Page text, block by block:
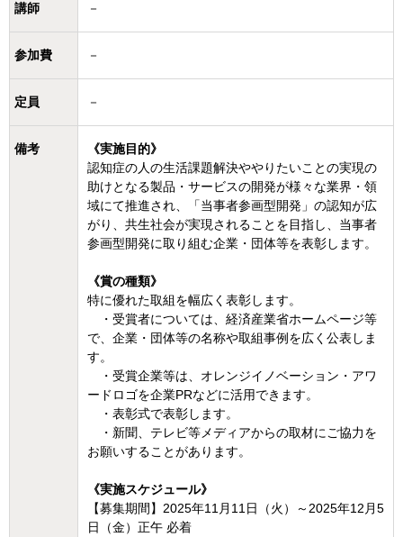
講師 －
参加費 －
定員 －
備考
《実施目的》
認知症の人の生活課題解決ややりたいことの実現の
助けとなる製品・サービスの開発が様々な業界・領
域にて推進され、「当事者参画型開発」の認知が広
がり、共生社会が実現されることを目指し、当事者
参画型開発に取り組む企業・団体等を表彰します。
《賞の種類》
特に優れた取組を幅広く表彰します。
・受賞者については、経済産業省ホームページ等
で、企業・団体等の名称や取組事例を広く公表しま
す。
・受賞企業等は、オレンジイノベーション・アワ
ードロゴを企業PRなどに活用できます。
・表彰式で表彰します。
・新聞、テレビ等メディアからの取材にご協力を
お願いすることがあります。
《実施スケジュール》
【募集期間】2025年11月11日（火）～2025年12月5
日（金）正午 必着